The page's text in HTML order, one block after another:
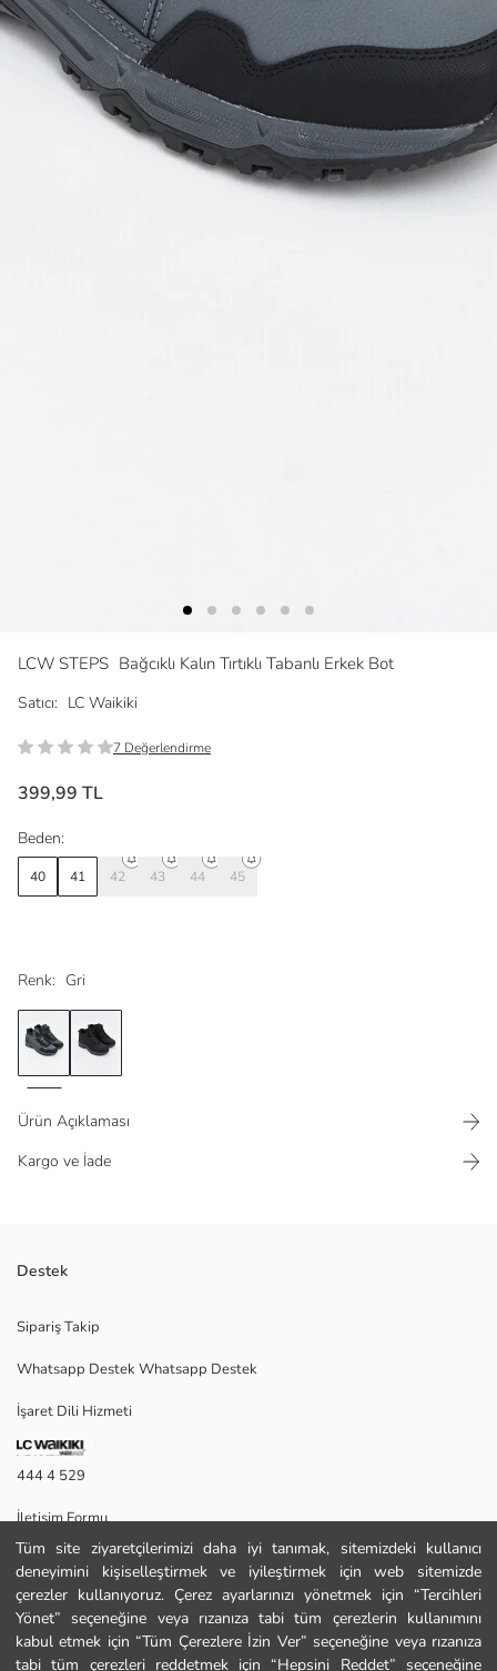
Tüm site ziyaretçilerimizi daha iyi tanımak, sitemizdeki kullanıcı
deneyimini kişiselleştirmek ve iyileştirmek için web sitemizde
çerezler kullanıyoruz. Çerez ayarlarınızı yönetmek için “Tercihleri
Yönet” seçeneğine veya rızanıza tabi tüm çerezlerin kullanımını
kabul etmek için “Tüm Çerezlere İzin Ver” seçeneğine veya rızanıza
tabi tüm çerezleri reddetmek için “Hepsini Reddet” seçeneğine
LCW STEPS Bağcıklı Kalın Tırtıklı Tabanlı Erkek Bot
Satıcı: LC Waikiki
7 Değerlendirme
399,99 TL
Renk: Gri
Beden:
40 41 42 43 44 45
Ürün Açıklaması
Kargo ve İade
tabana sahiptir. Panelli bir tasarıma sahiptir.
Menşei:
Satıcı:
Marka:
Cinsiyet:
Burun Şekli:
Desen:
Destek
Sipariş Takip
Whatsapp Destek Whatsapp Destek
İşaret Dili Hizmeti
444 4 529
İletişim Formu
444 4 529
Yardım